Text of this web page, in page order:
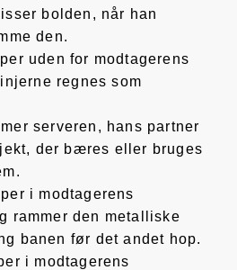
bolden, når han
den.
uden for modtagerens
regnes som
serveren, hans partner
der bæres eller bruges
i modtagerens
rammer den metalliske
banen før det andet hop.
i modtagerens